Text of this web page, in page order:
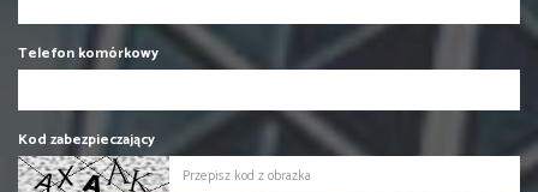
Telefon komórkowy
Kod zabezpieczający